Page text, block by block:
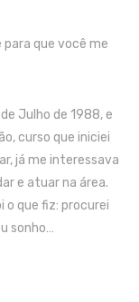
para que você me
Julho de 1988, e
curso que iniciei
já me interessava
e atuar na área.
o que fiz: procurei
sonho…